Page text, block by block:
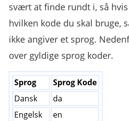
svært at finde rundt i, så
hvilken kode du skal bruge,
ikke angiver et sprog.
over gyldige sprog koder.
Sprog
Sprog Kode
Dansk
da
Engelsk
en